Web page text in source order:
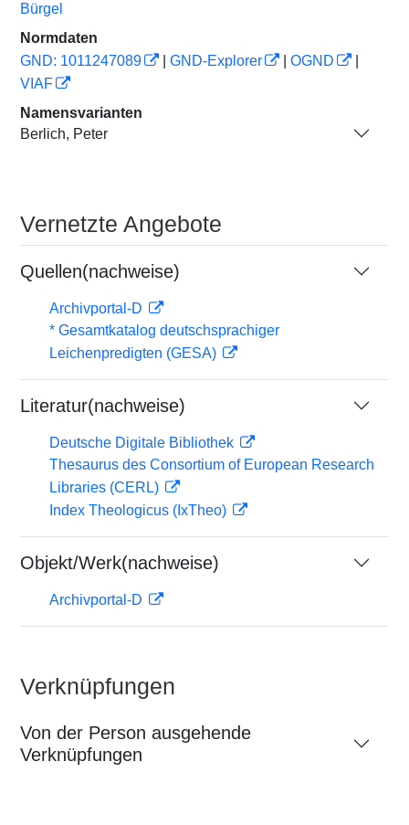
Bürgel
Normdaten
GND: 1011247089
GND-Explorer OGND
VIAF
Namensvarianten
Berlich, Peter
Vernetzte Angebote
Quellen(nachweise)
Archivportal-D
* Gesamtkatalog deutschsprachiger
Leichenpredigten (GESA)
Literatur(nachweise)
Deutsche Digitale Bibliothek
Thesaurus des Consortium of European Research
Libraries (CERL)
Index Theologicus (IxTheo)
Objekt/Werk(nachweise)
Archivportal-D
Verknüpfungen
Von der Person ausgehende
Verknüpfungen